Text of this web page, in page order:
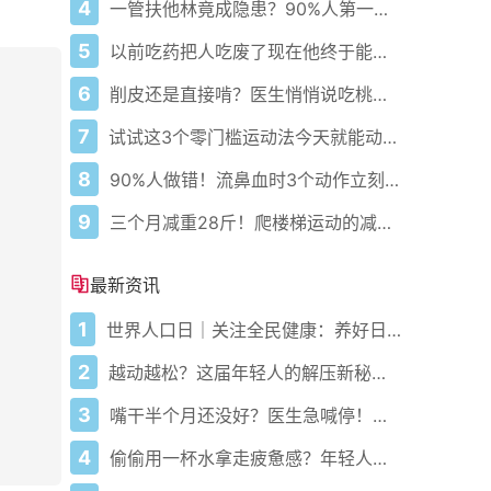
4 一管扶他林竟成隐患？90%人第一步就错了！
5 以前吃药把人吃废了现在他终于能好起来了
6 削皮还是直接啃？医生悄悄说吃桃的南北真相藏在这3个关键点
7 试试这3个零门槛运动法今天就能动起来
8 90%人做错！流鼻血时3个动作立刻止血
9 三个月减重28斤！爬楼梯运动的减肥秘籍大揭秘！
最新资讯
1 世界人口日｜关注全民健康：养好日常体质，是最好的人生底气
2 越动越松？这届年轻人的解压新秘密藏在1个深蹲里！
3 嘴干半个月还没好？医生急喊停！真凶藏在这
4 偷偷用一杯水拿走疲惫感？年轻人正在悄悄改写喝水规则！